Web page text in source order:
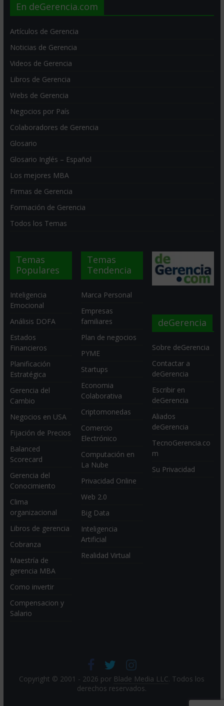
En deGerencia.com
Artículos de Gerencia
Noticias de Gerencia
Videos de Gerencia
Libros de Gerencia
Webs de Gerencia
Negocios por País
Colaboradores de Gerencia
Glosario
Glosario Inglés – Español
Los mejores MBA
Firmas de Gerencia
Formación de Gerencia
Todos los Temas
Temas
Populares
Inteligencia
Emocional
Análisis DOFA
Estados
Financieros
Planificación
Estratégica
Gerencia del
Cambio
Negocios en USA
Fijación de Precios
Balanced
Scorecard
Gerencia del
Conocimiento
Clima
organizacional
Libros de gerencia
Cobranza
Maestría de
gerencia MBA
Como invertir
Compensacion y
Salario
Temas
Tendencia
Marca Personal
Empresas
familiares
Plan de negocios
PYME
Startups
Economia
Colaborativa
Criptomonedas
Comercio
Electrónico
Computación en
La Nube
Privacidad Online
Web 2.0
Big Data
Inteligencia
Artificial
Realidad Virtual
deGerencia
Sobre deGerencia
Contactar a
deGerencia
Escribir en
deGerencia
Aliados
deGerencia
TecnoGerencia.co
m
Su Privacidad
Copyright © 2001 - 2026 por Blade Media LLC. Todos los
derechos reservados.